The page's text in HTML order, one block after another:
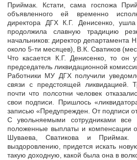
Приймак. Кстати, сама госпожа
объявленного ей временно
директора ДГХ К.Г. Денисенко,
продолжила славную традицию
начальников: директор департамента
около 5-ти месяцев), В.К. Сватиков
Что касается К.Г. Денисенко, то он
председатель ликвидационной
Работники МУ ДГХ получили
связи с предстоящей ликвидацией.
почти что полсотни человек
свои подписи. Пришлось
записью «Предупрежден. От подписи
С увольняемыми сотрудниками все
положенные выплаты и компенсации
Шуваева, Сватикова и
выздоровлению, придется искать
такую доходную, какой была она в